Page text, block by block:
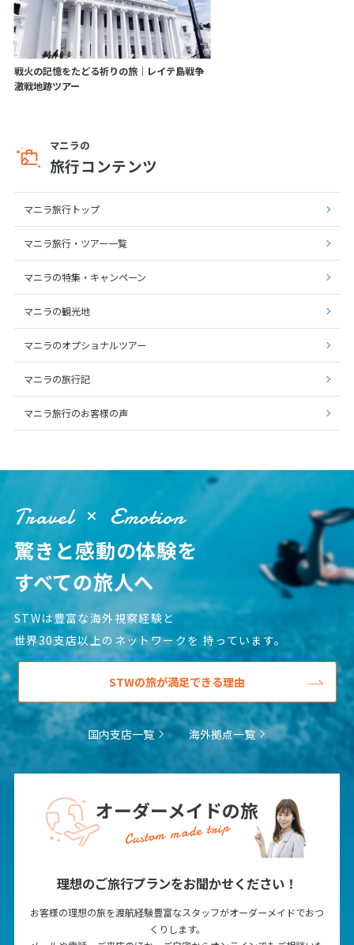
戦火の記憶をたどる祈りの旅│レイテ島戦争
激戦地跡ツアー
マニラの
旅行コンテンツ
マニラ旅行トップ
マニラ旅行・ツアー一覧
マニラの特集・キャンペーン
マニラの観光地
マニラのオプショナルツアー
マニラの旅行記
マニラ旅行のお客様の声
Travel Emotion
驚きと感動の体験を
すべての旅人へ
STWは豊富な海外視察経験と
世界30支店以上のネットワークを 持っています。
STWの旅が満足できる理由
国内支店一覧 海外拠点一覧
オーダーメイドの旅
Custom made trip
理想のご旅行プランをお聞かせください！
お客様の理想の旅を渡航経験豊富なスタッフがオーダーメイドでおつ
くりします。